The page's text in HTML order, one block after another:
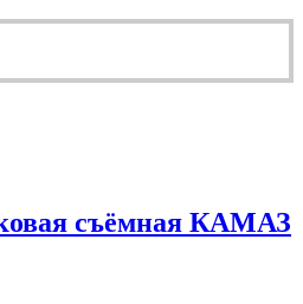
съёмная КАМАЗ